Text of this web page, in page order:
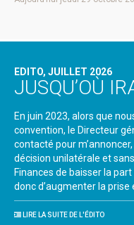
EDITO, JUILLET 2026
JUSQU’OÙ
En juin 2023, alors que
convention, le Directeur
contacté pour
décision unilatérale et
Finances de baisser la
donc d’augmenter la prise
LIRE LA SUITE DE L'ÉDITO